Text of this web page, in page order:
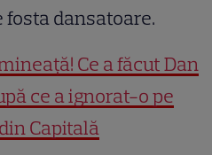
dansatoare.
Ce a făcut Dan
ce a ignorat-o pe
Capitală